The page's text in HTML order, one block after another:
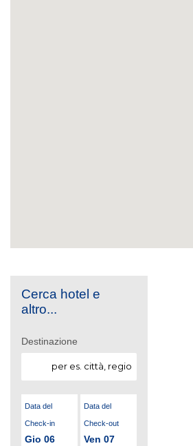
Cerca hotel e
altro...
Destinazione
Data del
Check-in
Gio 06
Data del
Check-out
Ven 07